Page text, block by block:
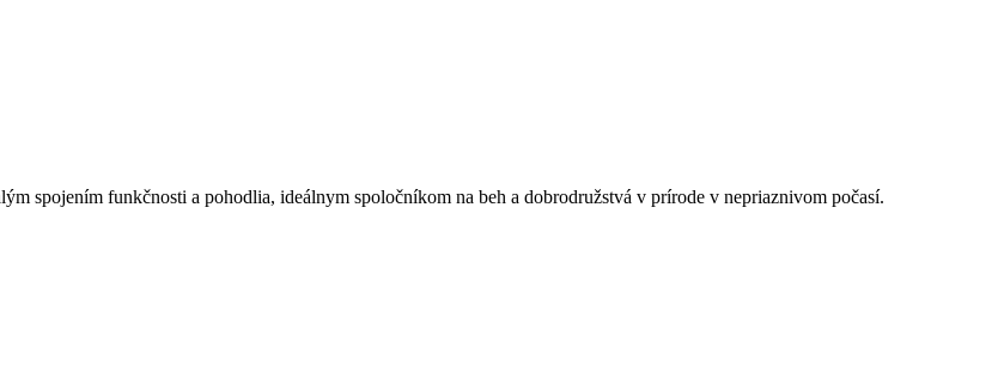
spojením funkčnosti a pohodlia, ideálnym spoločníkom na beh a dobrodružstvá v prírode v nepriaznivom počasí.